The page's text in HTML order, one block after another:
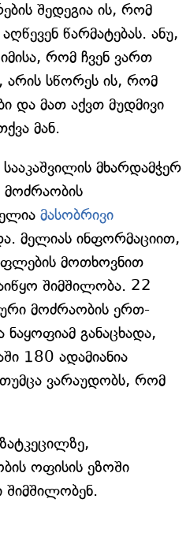
შედეგია ის, რომ
წარმატებას. ანუ,
რომ ჩვენ ვართ
არის სწორეს ის, რომ
და მათ აქვთ მუდმივი
მან.
მხარდამჭერ
მოძრაობის
მასობრივი
მელიას ინფორმაციით,
მოთხოვნით
შიმშილობა. 22
მოძრაობის ერთ-
განაცხადა,
180 ადამიანია
ვარაუდობს, რომ
ოფისის ეზოში
შიმშილობენ.